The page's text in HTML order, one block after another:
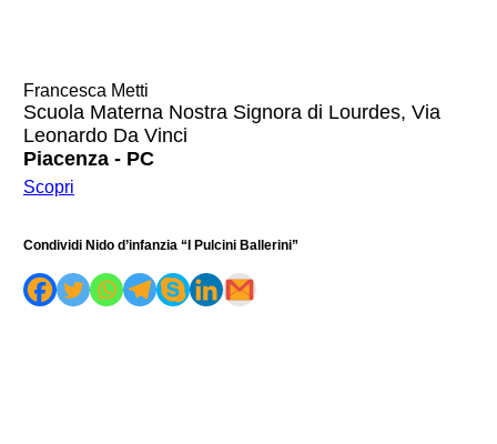
Francesca Metti
Scuola Materna Nostra Signora di Lourdes, Via
Leonardo Da Vinci
Piacenza - PC
Scopri
Condividi Nido d’infanzia “I Pulcini Ballerini”